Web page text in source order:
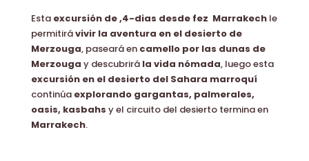
Esta excursión de ,4-dias desde fez Marrakech le
permitirávivir la aventura en el desierto de
Merzouga, paseará en camello por las dunas de
Merzouga y descubrirá la vida nómada, luego esta
excursión en el desierto del Sahara marroquí
continúa explorando gargantas, palmerales,
oasis, kasbahs y el circuito del desierto termina en
Marrakech.